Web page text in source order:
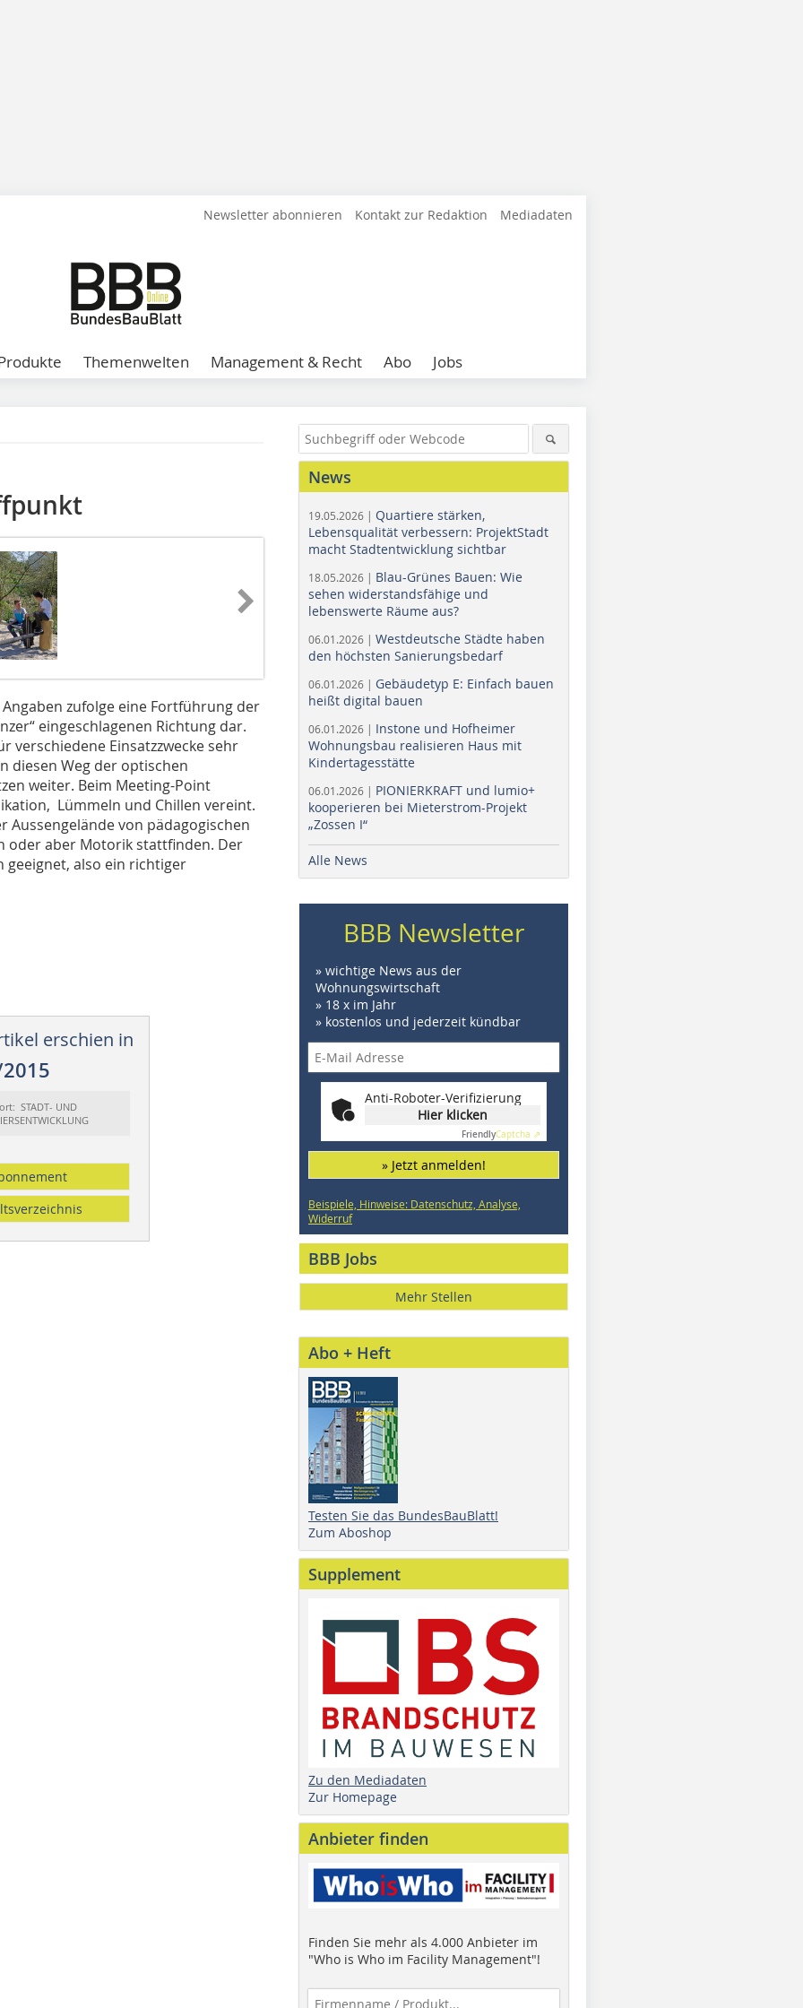
Newsletter abonnieren Kontakt zur Redaktion Mediadaten
Themenwelten Management & Recht Abo Jobs
zufolge eine Fortführung der
eingeschlagenen Rich­­tung dar.
verschiedene Einsatzzwecke sehr
diesen Weg der optischen
weiter. Beim Meeting-Point
Lümmeln und Chillen vereint.
Aussengelände von pädagogischen
oder aber Motorik stattfinden. Der
also ein richtiger
erschien in
STADT- UND
News
19.05.2026 | Quartiere stärken,
Lebensqualität verbessern: ProjektStadt
macht Stadtentwicklung sichtbar
18.05.2026 | Blau-Grünes Bauen: Wie
sehen widerstandsfähige und
lebenswerte Räume aus?
06.01.2026 | Westdeutsche Städte haben
den höchsten Sanierungsbedarf
06.01.2026 | Gebäudetyp E: Einfach bauen
heißt digital bauen
06.01.2026 | Instone und Hofheimer
Wohnungsbau realisieren Haus mit
Kindertagesstätte
06.01.2026 | PIONIERKRAFT und lumio+
kooperieren bei Mieterstrom-Projekt
„Zossen I“
Alle News
BBB Newsletter
» wichtige News aus der
Wohnungswirtschaft
» 18 x im Jahr
» kostenlos und jederzeit kündbar
Anti-Roboter-Verifizierung
Hier klicken
FriendlyCaptcha ⇗
» Jetzt anmelden!
Beispiele, Hinweise: Datenschutz, Analyse,
Widerruf
BBB Jobs
Mehr Stellen
Abo + Heft
Testen Sie das BundesBauBlatt!
Zum Aboshop
Supplement
Zu den Mediadaten
Zur Homepage
Anbieter finden
Finden Sie mehr als 4.000 Anbieter im
"Who is Who im Facility Management"!